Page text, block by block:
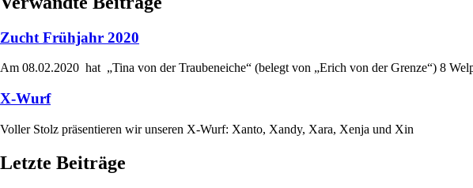
Zucht Frühjahr 2020
Am 08.02.2020 hat „Tina von der Traubeneiche“ (belegt von „Erich von der Grenze“) 8
X-Wurf
Voller Stolz präsentieren wir unseren X-Wurf: Xanto, Xandy, Xara, Xenja und Xin
Letzte Beiträge